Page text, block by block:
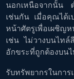
นอกเหนือจากนั้น
เช่นกัน เมื่อคุณได้เ
หน้าศัตรูเพื่อเผชิญ
เช่น ไม่วางบนไทล์
อักขระที่ถูกต้องบน
รับทรัพยากรในกา